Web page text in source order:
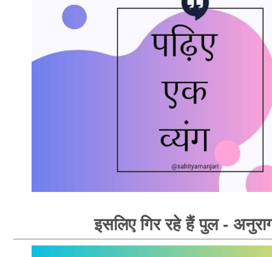
इसलिए गिर रहे हैं पुल -